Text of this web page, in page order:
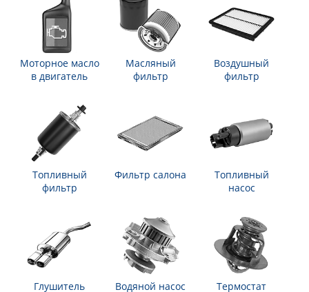
Моторное масло
в двигатель
Масляный
фильтр
Воздушный
фильтр
Топливный
фильтр
Фильтр салона
Топливный
насос
Глушитель Водяной насос Термостат